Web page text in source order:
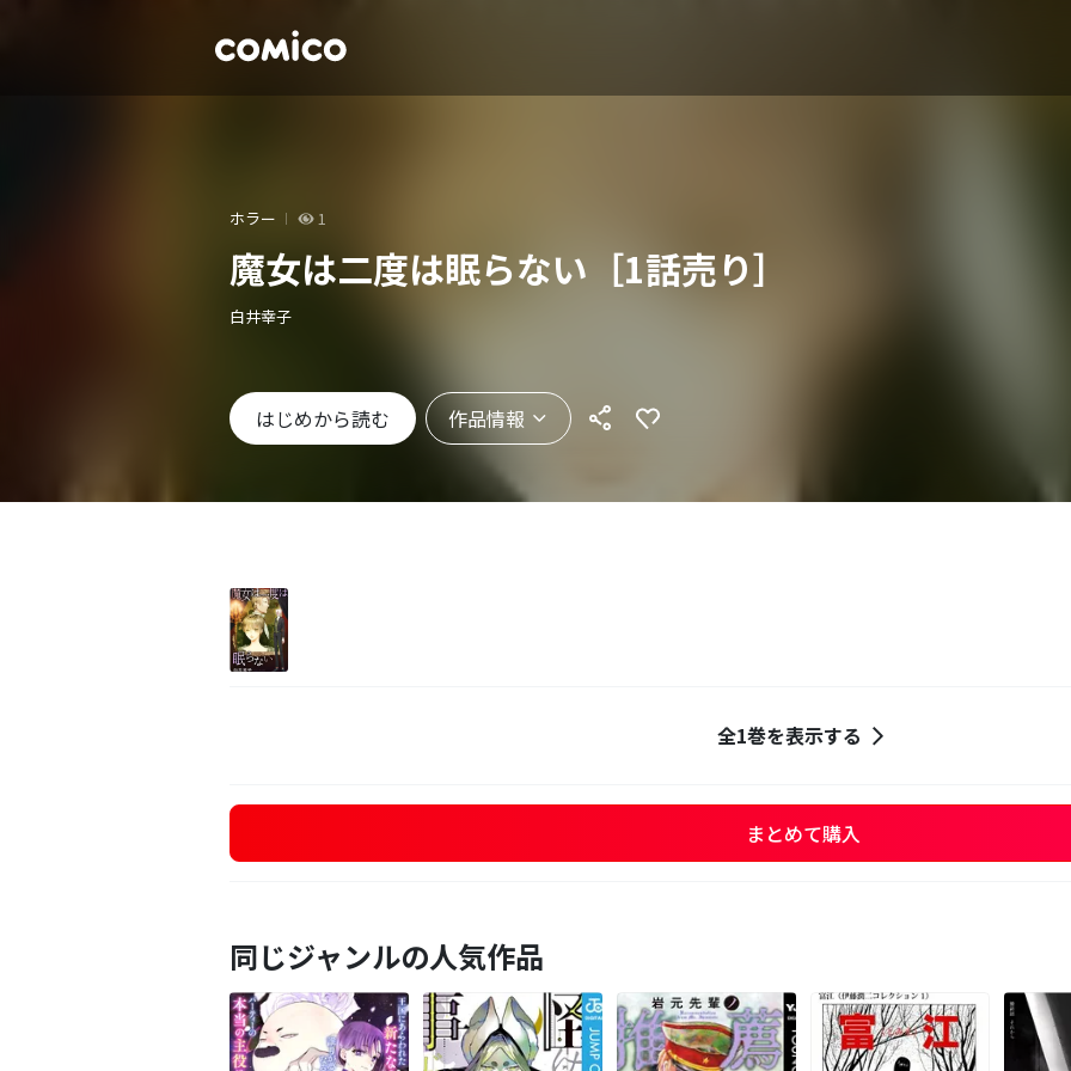
ホラー 1
魔女は二度は眠らない［1話売り］
白井幸子
はじめから読む 作品情報
全1巻を表示する
まとめて購入
同じジャンルの人気作品